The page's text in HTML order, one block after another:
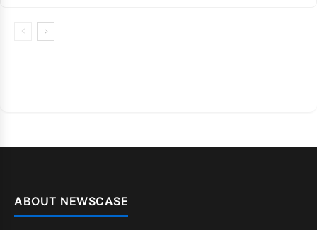
ABOUT NEWSCASE